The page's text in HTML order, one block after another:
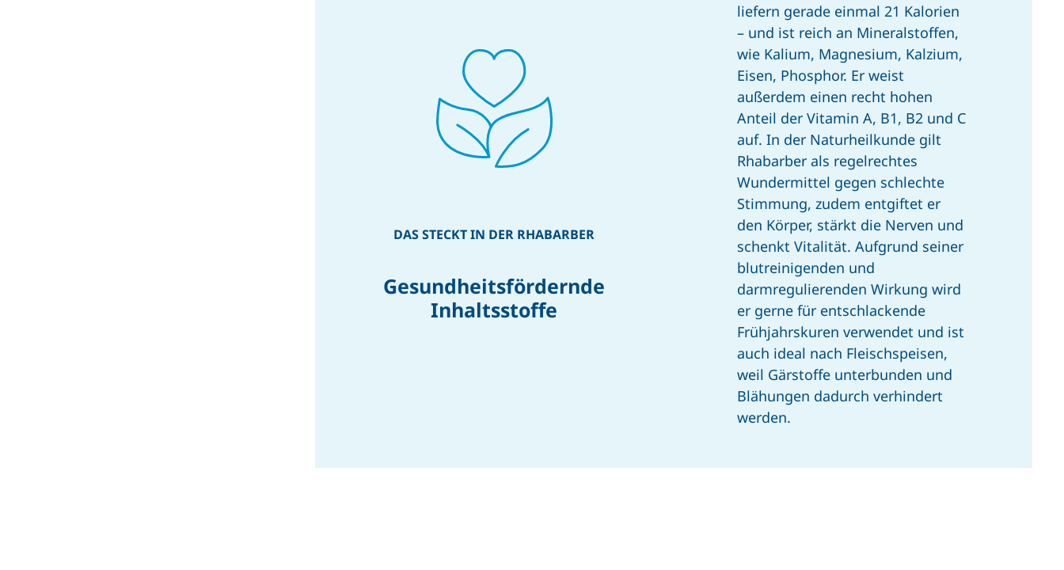
DAS STECKT IN DER RHABARBER
Gesundheitsfördernde
Inhaltsstoffe
liefern gerade einmal 21 Kalorien
– und ist reich an Mineralstoffen,
wie Kalium, Magnesium, Kalzium,
Eisen, Phosphor. Er weist
außerdem einen recht hohen
Anteil der Vitamin A, B1, B2 und C
auf. In der Naturheilkunde gilt
Rhabarber als regelrechtes
Wundermittel gegen schlechte
Stimmung, zudem entgiftet er
den Körper, stärkt die Nerven und
schenkt Vitalität. Aufgrund seiner
blutreinigenden und
darmregulierenden Wirkung wird
er gerne für entschlackende
Frühjahrskuren verwendet und ist
auch ideal nach Fleischspeisen,
weil Gärstoffe unterbunden und
Blähungen dadurch verhindert
werden.